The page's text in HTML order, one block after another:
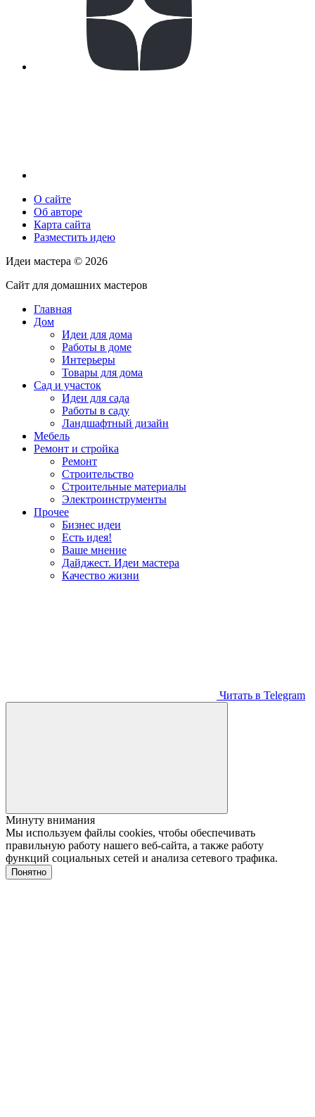
О сайте
Об авторе
Карта сайта
Разместить идею
Идеи мастера © 2026
Сайт для домашних мастеров
Главная
Дом
Идеи для дома
Работы в доме
Интерьеры
Товары для дома
Сад и участок
Идеи для сада
Работы в саду
Ландшафтный дизайн
Мебель
Ремонт и стройка
Ремонт
Строительство
Строительные материалы
Электроинструменты
Прочее
Бизнес идеи
Есть идея!
Ваше мнение
Дайджест. Идеи мастера
Качество жизни
Читать в Telegram
Минуту внимания
Мы используем файлы cookies, чтобы обеспечивать
правильную работу нашего веб-сайта, а также работу
функций социальных сетей и анализа сетевого трафика.
Понятно